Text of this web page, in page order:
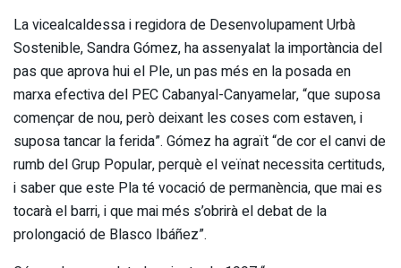
La vicealcaldessa i regidora de Desenvolupament Urbà
Sostenible, Sandra Gómez, ha assenyalat la importància del
pas que aprova hui el Ple, un pas més en la posada en
marxa efectiva del PEC Cabanyal-Canyamelar, “que suposa
començar de nou, però deixant les coses com estaven, i
suposa tancar la ferida”. Gómez ha agraït “de cor el canvi de
rumb del Grup Popular, perquè el veïnat necessita certituds,
i saber que este Pla té vocació de permanència, que mai es
tocarà el barri, i que mai més s’obrirà el debat de la
prolongació de Blasco Ibáñez”.